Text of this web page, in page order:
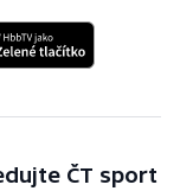
ČT sport